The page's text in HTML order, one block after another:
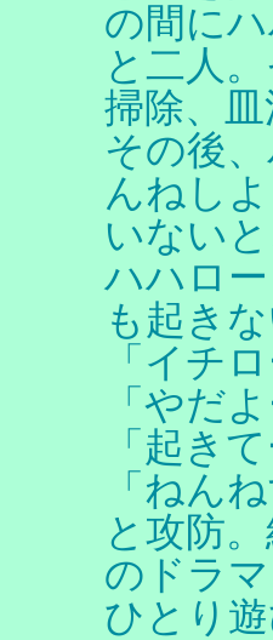
の間に
と二人
掃除、
その後
んねし
いない
ハハロ
も起きな
「イチ
「やだよ
「起きて
「ねん
と攻防
のドラ
ひとり遊